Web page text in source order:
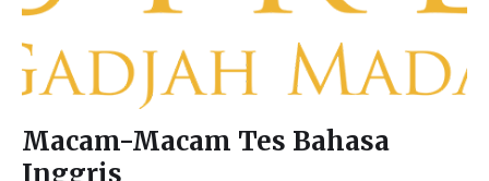
Macam-Macam Tes Bahasa
Inggris